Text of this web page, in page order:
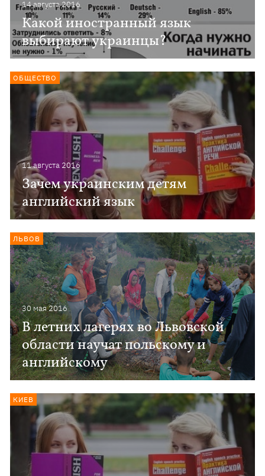
14 августа 2016
Какой иностранный язык
выбирают украинцы?
11 августа 2016
Зачем украинским детям
английский язык
ОБЩЕСТВО
30 мая 2016
В летних лагерях во Львовской
области научат польскому и
английскому
ЛЬВОВ
КИЕВ